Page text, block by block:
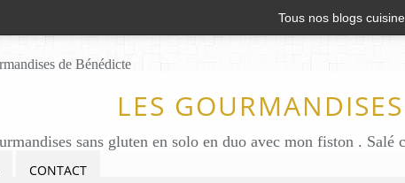
Tous nos blogs cuisine
LES
CONTACT